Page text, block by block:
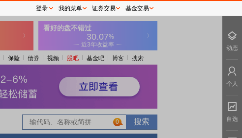
保险 债券 视频 股吧 基金吧 博客 搜索
0
登录 我的菜单 证券交易 基金交易
动态
个人
自选